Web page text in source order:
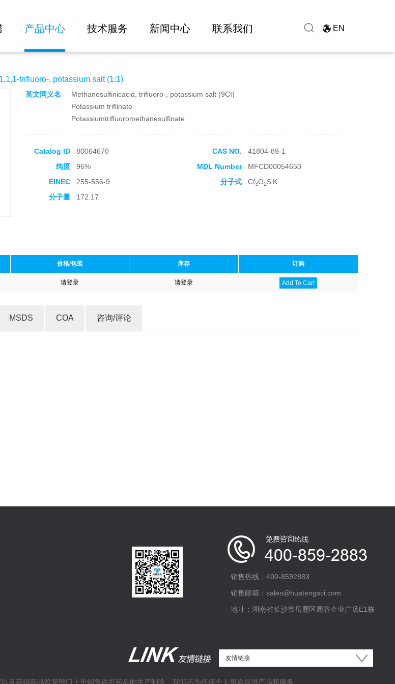
产品中心 技术服务 新闻中心 联系我们 EN
salt (1:1)
trifluoro-, potassium salt (1:1)
英文同义名
Methanesulfinicacid, trifluoro-, potassium salt (9CI)
Potassium triflinate
Potassiumtrifluoromethanesulfinate
Catalog ID 80064670 CAS NO.
41804-89-1
纯度
96% MDL Number
MFCD00054650
EINEC
255-556-9 分子式 Cf3O2S. K
分子量
172.17
价格/包装 库存 订购
请登录 请登录 Add To Cart
MSDS COA 咨询/评论
销售热线：400-8592883
销售邮箱：sales@huatengsci.com
地址：湖南省长沙市岳麓区麓谷企业广场E1栋
获得药品监管部门上市销售许可药品的生产制造，我们不为任何个人用途提供产品和服务。